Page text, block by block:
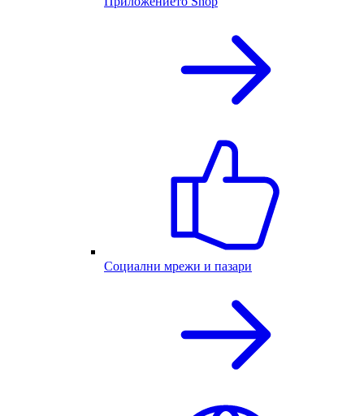
Социални мрежи и пазари